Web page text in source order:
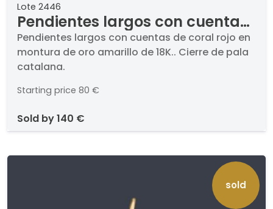
Lote 2446
Pendientes largos con cuentas
de coral rojo en montura de oro
amarillo de 18K.
Pendientes largos con cuentas de coral rojo en
montura de oro amarillo de 18K.. Cierre de pala
catalana.
Starting price 80 €
sold by140 €
sold